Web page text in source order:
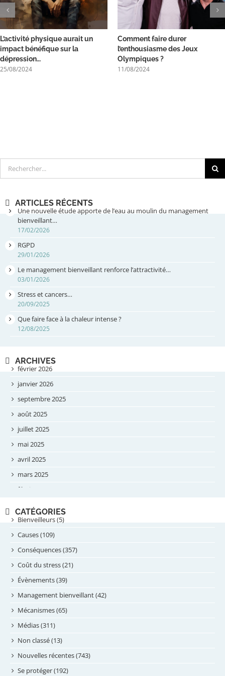
L’activité physique aurait un
impact bénéfique sur la
dépression…
25/08/2024
Comment faire durer
l’enthousiasme des Jeux
Olympiques ?
11/08/2024
Rechercher
ARTICLES RÉCENTS
Une nouvelle étude apporte de l’eau au moulin du management
bienveillant…
17/02/2026
RGPD
29/01/2026
Le management bienveillant renforce l’attractivité…
03/01/2026
Stress et cancers…
20/09/2025
Que faire face à la chaleur intense ?
12/08/2025
ARCHIVES
février 2026
janvier 2026
septembre 2025
août 2025
juillet 2025
mai 2025
avril 2025
mars 2025
février 2025
septembre 2024
août 2024
juillet 2024
juin 2024
mai 2024
avril 2024
février 2024
janvier 2024
novembre 2023
octobre 2023
septembre 2023
CATÉGORIES
Bienveilleurs (5)
Causes (109)
Conséquences (357)
Coût du stress (21)
Évènements (39)
Management bienveillant (42)
Mécanismes (65)
Médias (311)
Non classé (13)
Nouvelles récentes (743)
Se protéger (192)